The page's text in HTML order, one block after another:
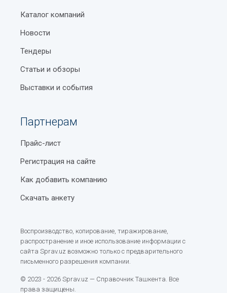
Каталог компаний
Новости
Тендеры
Статьи и обзоры
Выставки и события
Партнерам
Прайс-лист
Регистрация на сайте
Как добавить компанию
Скачать анкету
Воспроизводство, копирование, тиражирование,
распространение и иное использование информации с
сайта Sprav.uz возможно только с предварительного
письменного разрешения компании.
© 2023 - 2026 Sprav.uz — Справочник Ташкента. Все
права защищены.